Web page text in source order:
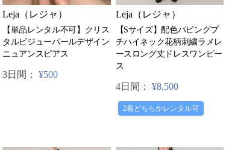
Leja（レジャ）
【単品レンタル不可】クリス
タルビジューパールデザイン
ニュアンスピアス
3日間： ¥500
Leja（レジャ）
【Sサイズ】配色パピングプ
チハイネック花柄刺繍ラメレ
ースロング丈ドレスワンピー
ス
4日間： ¥8,500
2着どちらかレンタル可